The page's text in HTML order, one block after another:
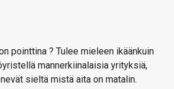
pointtina ? Tulee mieleen ikäänkuin
mannerkiinalaisia yrityksiä,
sieltä mistä aita on matalin.